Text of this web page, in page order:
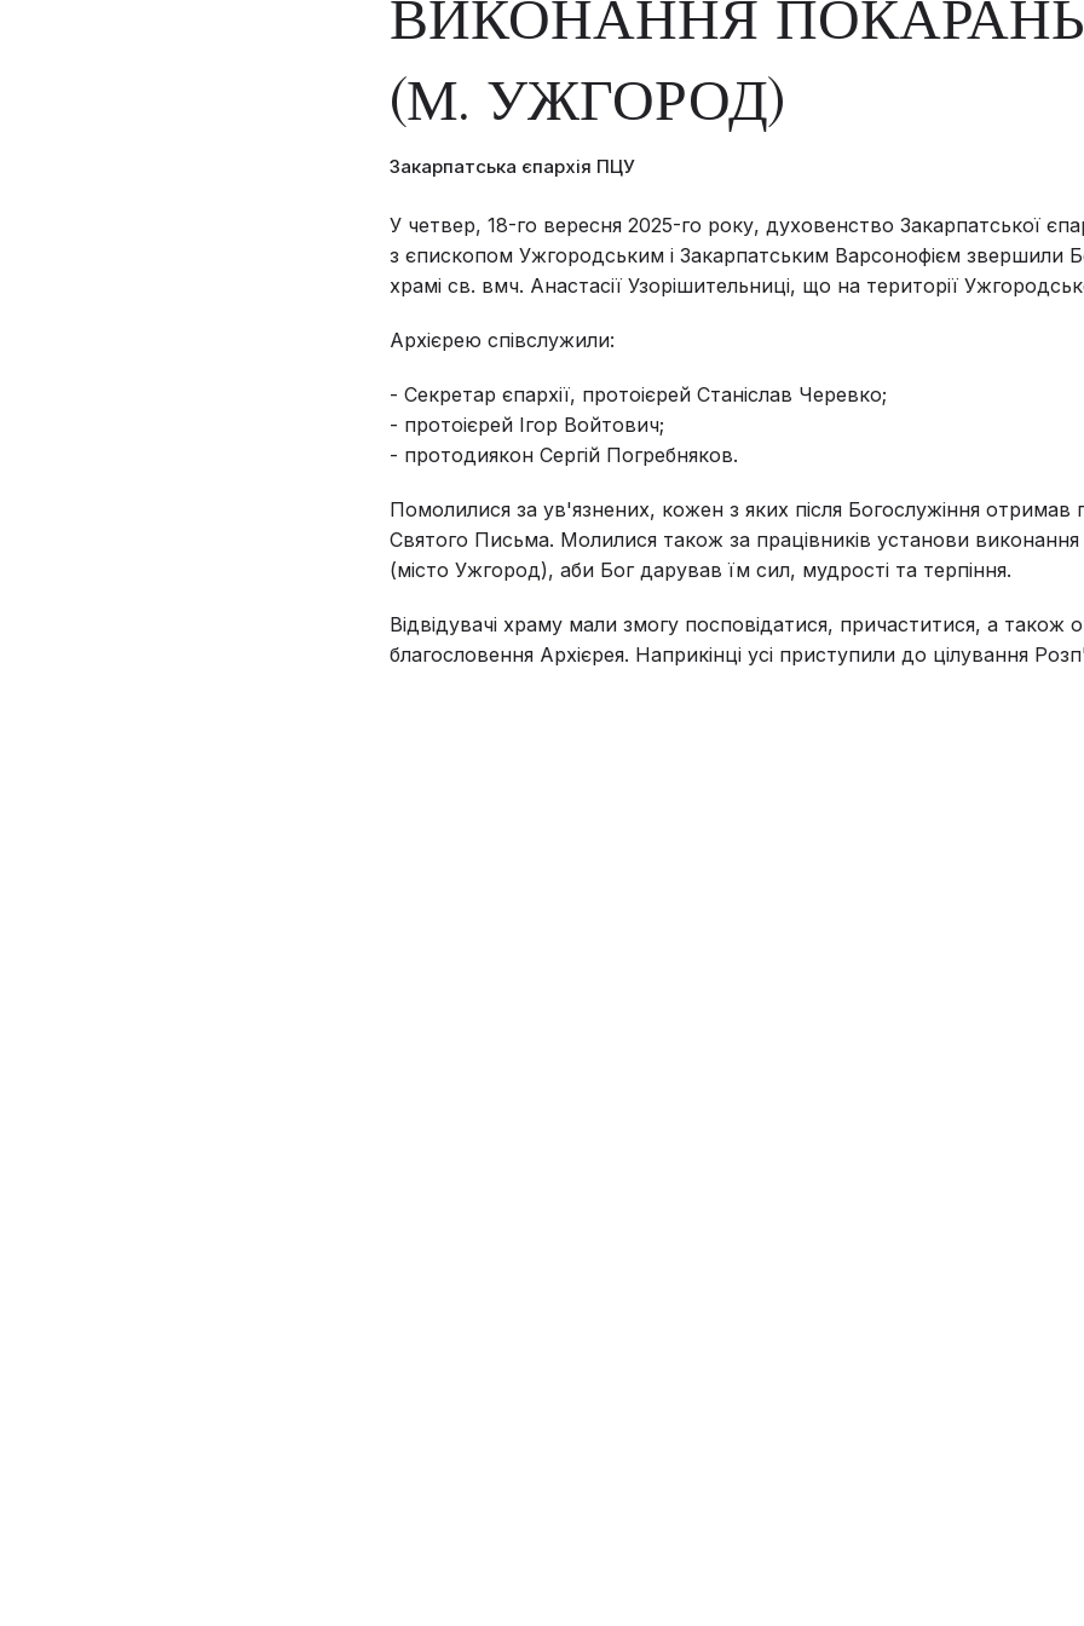
ВИКОНАННЯ
(М. УЖГОРОД)
Закарпатська єпархія ПЦУ
У четвер, 18-го вересня 2025-го року, духовенство Закарпатської
з єпископом Ужгородським і Закарпатським Варсонофієм звершили
храмі св. вмч. Анастасії Узорішительниці, що на території
Архієрею співслужили:
- Секретар єпархії, протоієрей Станіслав Черевко;
- протоієрей Ігор Войтович;
- протодиякон Сергій Погребняков.
Помолилися за ув'язнених, кожен з яких після Богослужіння отримав
Святого Письма. Молилися також за працівників установи
(місто Ужгород), аби Бог дарував їм сил, мудрості та терпіння.
Відвідувачі храму мали змогу посповідатися, причаститися, а також
благословення Архієрея. Наприкінці усі приступили до цілування